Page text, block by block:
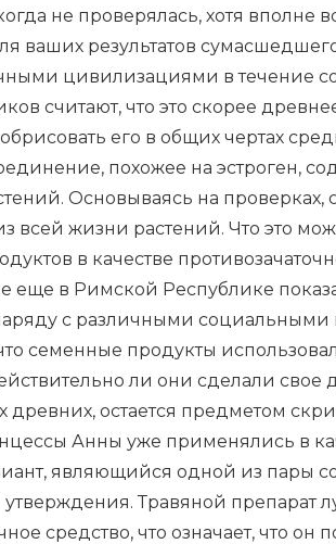
не проверялась, хотя вполне
ваших результатов
цивилизациями в течение
считают, что это скорее
его в общих чертах
похожее на эстроген,
Основываясь на проверках,
жизни растений. Что это
в качестве
еще в Римской Республике
с различными
семенные продукты
ли они сделали свое
остается предметом
Анны уже применялись в
являющийся одной из пары
Травяной препарат
средство, что означает, что он